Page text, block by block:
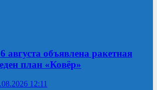
августа объявлена ракетная
план «Ковёр»
12:11